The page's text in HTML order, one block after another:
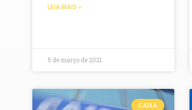
LEIA MAIS »
5 de março de 2021
CAIXA